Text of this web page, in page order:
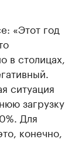
«Этот год
столицах,
ситуация
загрузку
Для
конечно,